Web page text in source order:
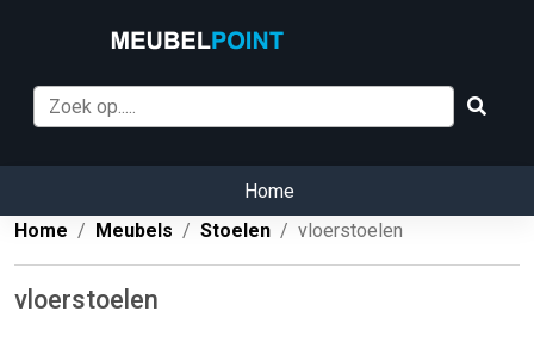
Home
Home
Meubels Stoelen vloerstoelen
vloerstoelen